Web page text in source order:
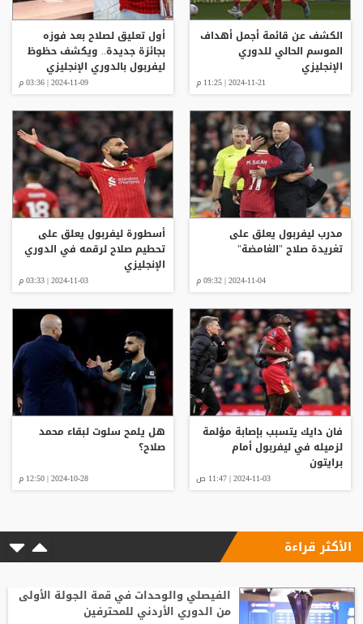
الكشف عن قائمة أجمل أهداف
الموسم الحالي للدوري
الإنجليزي
2024-11-21 | 11:25 م
أول تعليق لصلاح بعد فوزه
بجائزة جديدة.. ويكشف حظوظ
ليفربول بالدوري الإنجليزي
2024-11-09 | 03:36 م
مدرب ليفربول يعلق على
تغريدة صلاح "الغامضة"
2024-11-04 | 09:32 م
أسطورة ليفربول يعلق على
تحطيم صلاح لرقمه في الدوري
الإنجليزي
2024-11-03 | 03:33 م
فان دايك يتسبب بإصابة مؤلمة
لزميله في ليفربول أمام
برايتون
2024-11-03 | 11:47 ص
هل يلمح سلوت لبقاء محمد
صلاح؟
2024-10-28 | 12:50 م
الأكثر قراءة
الفيصلي والوحدات في قمة الجولة الأولى
من الدوري الأردني للمحترفين